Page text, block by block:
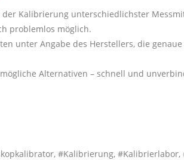
Kalibrierung unterschiedlichster
problemlos möglich.
unter Angabe des Herstellers, die
Alternativen – schnell und
#Kalibrierung,